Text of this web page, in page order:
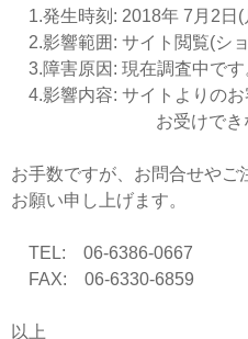
1.発生時刻: 2018年 7月2日(
2.影響範囲: サイト閲覧(シ
3.障害原因: 現在調査中です
4.影響内容: サイトよりの
お受けできない可
お手数ですが、お問合せやご
お願い申し上げます。
TEL: 06-6386-0667
FAX: 06-6330-6859
以上